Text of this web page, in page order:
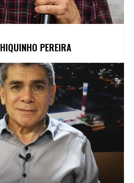
PEREIRA